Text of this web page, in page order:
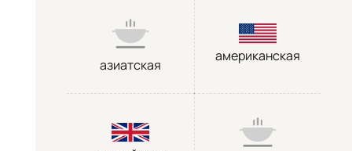
азиатская
американская